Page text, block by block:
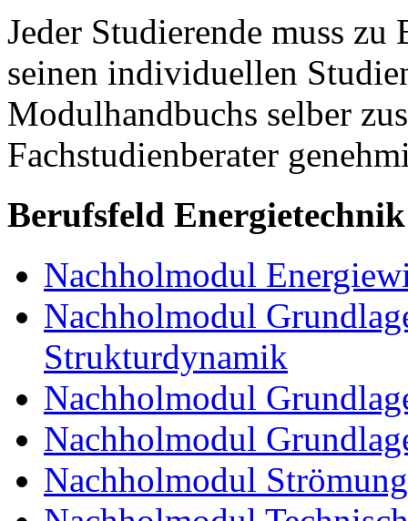
Jeder Studierende muss
seinen individuellen
Modulhandbuchs selber
Fachstudienberater
Berufsfeld Energietechnik
Nachholmodul
Nachholmodul
Strukturdynamik
Nachholmodul
Nachholmodul
Nachholmodul